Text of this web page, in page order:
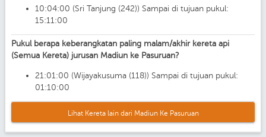
10:04:00 (Sri Tanjung (242)) Sampai di tujuan pukul:
15:11:00
Pukul berapa keberangkatan paling malam/akhir kereta api
(Semua Kereta) jurusan Madiun ke Pasuruan?
21:01:00 (Wijayakusuma (118)) Sampai di tujuan pukul:
01:10:00
Lihat Kereta lain dari Madiun Ke Pasuruan